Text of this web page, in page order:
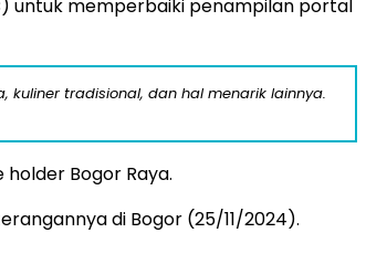
untuk memperbaiki penampilan portal
tradisional, dan hal menarik lainnya.
Bogor Raya.
di Bogor (25/11/2024).